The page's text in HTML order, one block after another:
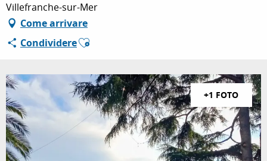
SOGGIORNO
Villefranche-sur-Mer
Come arrivare
CondividereAjouter aux favoris
+1 FOTO